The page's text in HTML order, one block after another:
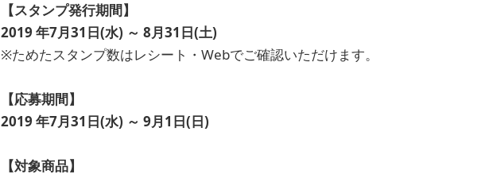
【スタンプ発行期間】
2019 年7月31日(水) ～ 8月31日(土)
※ためたスタンプ数はレシート・Webでご確認いただけます。
【応募期間】
2019 年7月31日(水) ～ 9月1日(日)
【対象商品】